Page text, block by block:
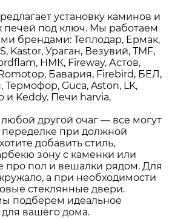
установку каминов и
печей под ключ. Мы работаем
брендами: Теплодар, Ермак,
Kastor, Ураган, Везувий, TMF,
НМК, Fireway, Астов,
Бавария, Firebird, БЕЛ,
Термофор, Guca, Aston, LK,
и Keddy. Печи harvia,
другой очаг — все могут
переделке при должной
добавить стиль,
зону с каменки или
про пол и вешалки рядом. Для
а при необходимости
стеклянные двери.
подберем идеальное
вашего дома.